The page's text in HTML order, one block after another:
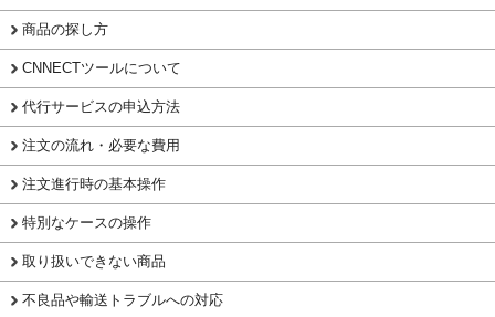
商品の探し方
CNNECTツールについて
代行サービスの申込方法
注文の流れ・必要な費用
注文進行時の基本操作
特別なケースの操作
取り扱いできない商品
不良品や輸送トラブルへの対応